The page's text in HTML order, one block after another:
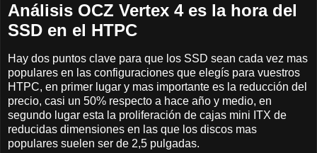
Análisis OCZ Vertex 4 es la hora del
SSD en el HTPC
Hay dos puntos clave para que los SSD sean cada vez mas
populares en las configuraciones que elegís para vuestros
HTPC, en primer lugar y mas importante es la reducción del
precio, casi un 50% respecto a hace año y medio, en
segundo lugar esta la proliferación de cajas mini ITX de
reducidas dimensiones en las que los discos mas
populares suelen ser de 2,5 pulgadas.